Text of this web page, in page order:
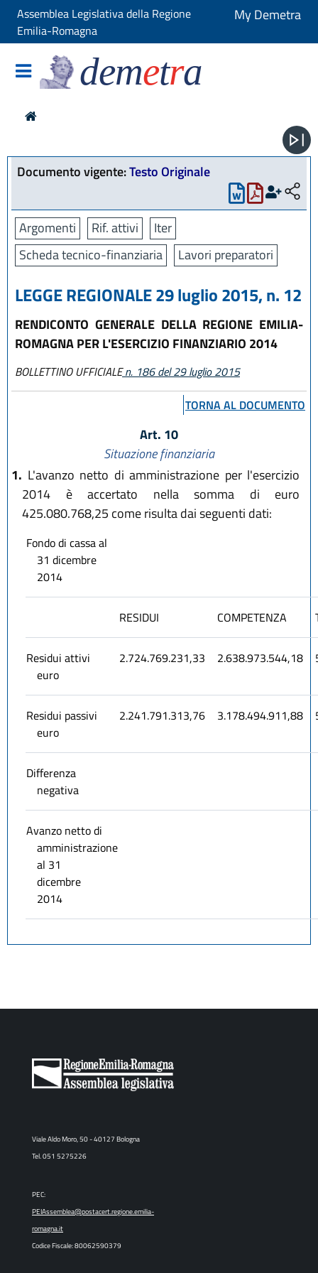
Assemblea Legislativa della Regione
Emilia-Romagna
My Demetra
demetra
Documento vigente:Testo Originale
Argomenti Rif. attivi
Iter
Scheda tecnico-finanziaria
Lavori preparatori
LEGGE REGIONALE 29 luglio 2015, n. 12
RENDICONTO GENERALE DELLA REGIONE EMILIA-
ROMAGNA PER L'ESERCIZIO FINANZIARIO 2014
BOLLETTINO UFFICIALEn. 186 del 29 luglio 2015
TORNA AL DOCUMENTO
Art. 10
Situazione finanziaria
1. L'avanzo netto di amministrazione per l'esercizio
2014 è accertato nella somma di euro
425.080.768,25 come risulta dai seguenti dati:
Fondo di cassa al
31 dicembre
2014
RESIDUI COMPETENZA
Residui attivi
euro
2.724.769.231,33 2.638.973.544,18
Residui passivi
euro
2.241.791.313,76 3.178.494.911,88
Differenza
negativa
Avanzo netto di
amministrazione
al 31
dicembre
2014
Viale Aldo Moro, 50 - 40127 Bologna
Tel. 051 5275226
PEC:
PEIAssemblea@postacert.regione.emilia-
romagna.it
Codice Fiscale: 80062590379